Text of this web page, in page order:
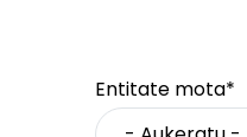
Entitate mota*